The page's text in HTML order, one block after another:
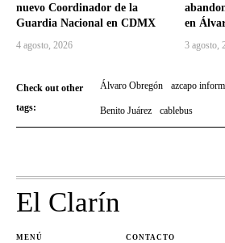
nuevo Coordinador de la
Guardia Nacional en CDMX
4 agosto, 2026
en
3 agosto,
Check out other
tags:
Álvaro Obregón azcapo
Benito Juárez cablebus
El Clarín
MENÚ CONTACTO